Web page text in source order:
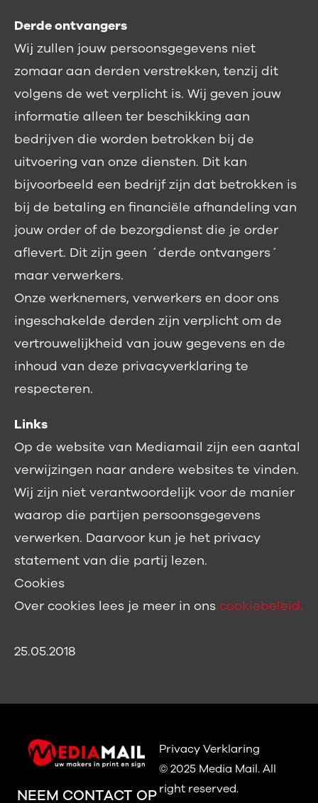
Derde ontvangers
Wij zullen jouw persoonsgegevens niet
zomaar aan derden verstrekken, tenzij dit
volgens de wet verplicht is. Wij geven jouw
informatie alleen ter beschikking aan
bedrijven die worden betrokken bij de
uitvoering van onze diensten. Dit kan
bijvoorbeeld een bedrijf zijn dat betrokken is
bij de betaling en financiële afhandeling van
jouw order of de bezorgdienst die je order
aflevert. Dit zijn geen ´derde ontvangers´
maar verwerkers.
Onze werknemers, verwerkers en door ons
ingeschakelde derden zijn verplicht om de
vertrouwelijkheid van jouw gegevens en de
inhoud van deze privacyverklaring te
respecteren.
Links
Op de website van Mediamail zijn een aantal
verwijzingen naar andere websites te vinden.
Wij zijn niet verantwoordelijk voor de manier
waarop die partijen persoonsgegevens
verwerken. Daarvoor kun je het privacy
statement van die partij lezen.
Cookies
Over cookies lees je meer in ons cookiebeleid.
25.05.2018
NEEM CONTACT OP
Privacy Verklaring
© 2025 Media Mail.All
right reserved.